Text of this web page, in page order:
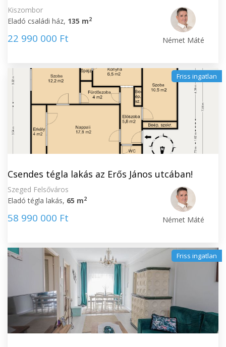
Kiszombor
Eladó családi ház, 135 m2
22 990 000 Ft Német Máté
Friss ingatlan
Csendes tégla lakás az Erős János utcában!
Szeged Felsőváros
Eladó tégla lakás, 65 m2
58 990 000 Ft Német Máté
Friss ingatlan